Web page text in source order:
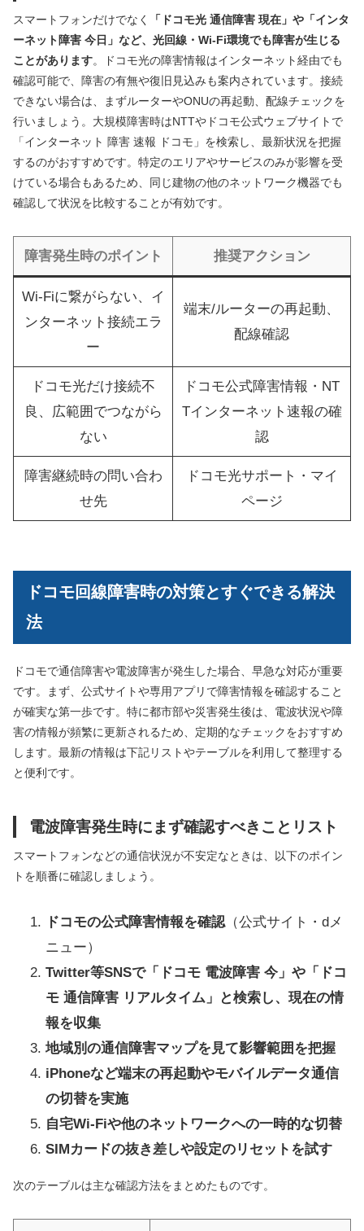
スマートフォンだけでなく
「ドコモ光 通信障害 現在」や「インタ
ーネット障害 今日」など、光回線・Wi-Fi環境でも障害が生じる
ことがあります。ドコモ光の障害情報はインターネット経由でも
確認可能で、障害の有無や復旧見込みも案内されています。接続
できない場合は、まずルーターやONUの再起動、配線チェックを
行いましょう。大規模障害時はNTTやドコモ公式ウェブサイトで
「インターネット 障害 速報 ドコモ」を検索し、最新状況を把握
するのがおすすめです。特定のエリアやサービスのみが影響を受
けている場合もあるため、同じ建物の他のネットワーク機器でも
確認して状況を比較することが有効です。
障害発生時のポイント 推奨アクション
Wi-Fiに繋がらない、イ
ンターネット接続エラ
ー
端末/ルーターの再起動、
配線確認
ドコモ光だけ接続不
良、広範囲でつながら
ない
ドコモ公式障害情報・NT
Tインターネット速報の確
認
障害継続時の問い合わ
せ先
ドコモ光サポート・マイ
ページ
ドコモ回線障害時の対策とすぐできる解決
法
ドコモで通信障害や電波障害が発生した場合、早急な対応が重要
です。まず、公式サイトや専用アプリで障害情報を確認すること
が確実な第一歩です。特に都市部や災害発生後は、電波状況や障
害の情報が頻繁に更新されるため、定期的なチェックをおすすめ
します。最新の情報は下記リストやテーブルを利用して整理する
と便利です。
電波障害発生時にまず確認すべきことリスト
スマートフォンなどの通信状況が不安定なときは、以下のポイン
トを順番に確認しましょう。
ドコモの公式障害情報を確認 （公式サイト・dメ
ニュー）
Twitter等SNSで「ドコモ 電波障害 今」や「ドコ
モ 通信障害 リアルタイム」と検索し、現在の情
報を収集
地域別の通信障害マップを見て影響範囲を把握
iPhoneなど端末の再起動やモバイルデータ通信
の切替を実施
自宅Wi-Fiや他のネットワークへの一時的な切替
SIMカードの抜き差しや設定のリセットを試す
次のテーブルは主な確認方法をまとめたものです。